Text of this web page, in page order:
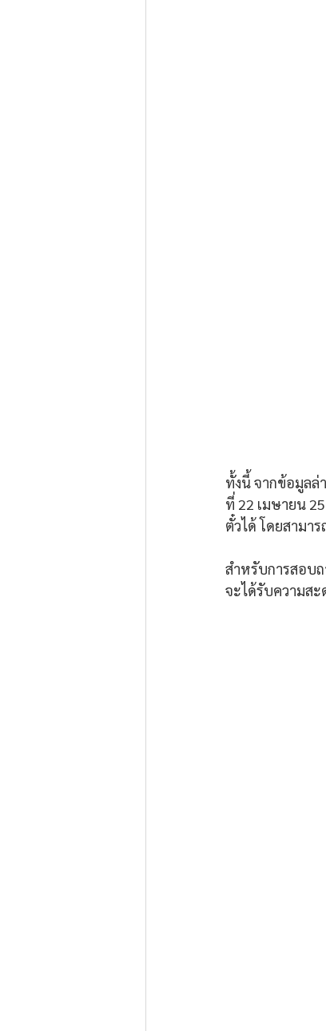
ทั้งนี้ จากข้อมูลล่
ที่ 22 เมษายน
ตั๋วได้ โดยสามา
สำหรับการสอบ
จะได้รับความสะ